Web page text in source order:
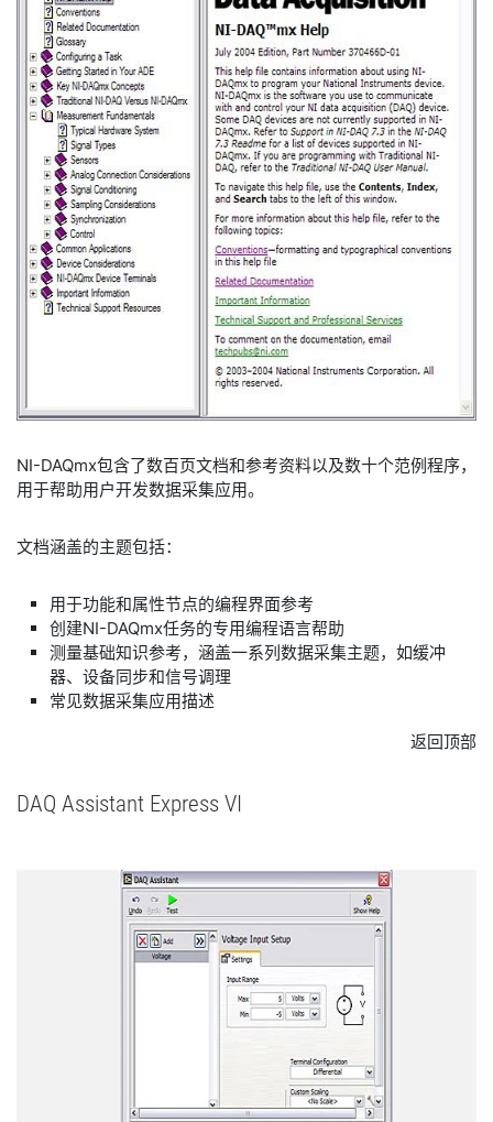
NI-DAQmx包含了数百页文档和参考资料以及数十个范例程序，
用于帮助用户开发数据采集应用。
文档涵盖的主题包括：
用于功能和属性节点的编程界面参考
创建NI-DAQmx任务的专用编程语言帮助
测量基础知识参考，涵盖一系列数据采集主题，如缓冲
器、设备同步和信号调理
常见数据采集应用描述
返回顶部
DAQ Assistant Express VI